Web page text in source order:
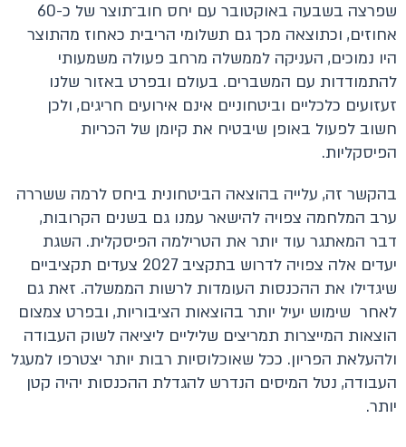
שפרצה בשבעה באוקטובר עם יחס חוב־תוצר של כ-60
אחוזים, וכתוצאה מכך גם תשלומי הריבית כאחוז מהתוצר
היו נמוכים, העניקה לממשלה מרחב פעולה משמעותי
להתמודדות עם המשברים. בעולם ובפרט באזור שלנו
זעזועים כלכליים וביטחוניים אינם אירועים חריגים, ולכן
חשוב לפעול באופן שיבטיח את קיומן של הכריות
הפיסקליות.
בהקשר זה, עלייה בהוצאה הביטחונית ביחס לרמה ששררה
ערב המלחמה צפויה להישאר עמנו גם בשנים הקרובות,
דבר המאתגר עוד יותר את הטרילמה הפיסקלית. השגת
יעדים אלה צפויה לדרוש בתקציב 2027 צעדים תקציביים
שיגדילו את ההכנסות העומדות לרשות הממשלה. זאת גם
לאחר שימוש יעיל יותר בהוצאות הציבוריות, ובפרט צמצום
הוצאות המייצרות תמריצים שליליים ליציאה לשוק העבודה
ולהעלאת הפריון. ככל שאוכלוסיות רבות יותר יצטרפו למעגל
העבודה, נטל המיסים הנדרש להגדלת ההכנסות יהיה קטן
יותר.